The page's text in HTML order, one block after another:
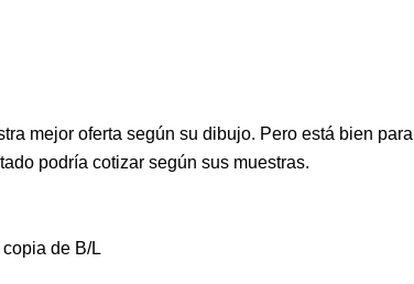
mejor oferta según su dibujo. Pero está bien para
podría cotizar según sus muestras.
de B/L